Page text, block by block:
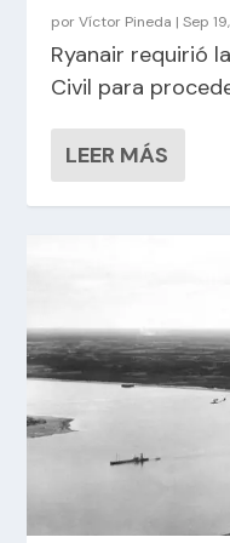
porVíctor Pineda |Sep
Ryanair requirió
Civil para
LEER MÁS